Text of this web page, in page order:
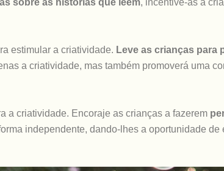
sobre as histórias que leem, incentive-as a
estimular a criatividade. Leve as crianças para
a criatividade, mas também promoverá uma
a criatividade. Encoraje as crianças a fazerem
independente, dando-lhes a oportunidade